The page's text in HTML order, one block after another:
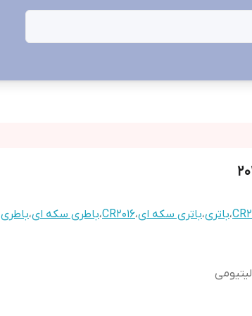
،باتری،باتری سکه ای،CR2016،باطری سکه ای،باطری
لیتیومی